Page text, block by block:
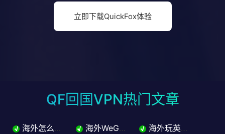
立即下载QuickFox体验
QF回国VPN热门文章
√ 海外怎么玩英雄联盟国服？从流畅登录到五排开黑完整解决方案 √海外WeGame打不开怎么办？英雄联盟国服登录问题解决 √海外玩英雄联盟延迟高怎么办？国服LOL降延迟完整指南